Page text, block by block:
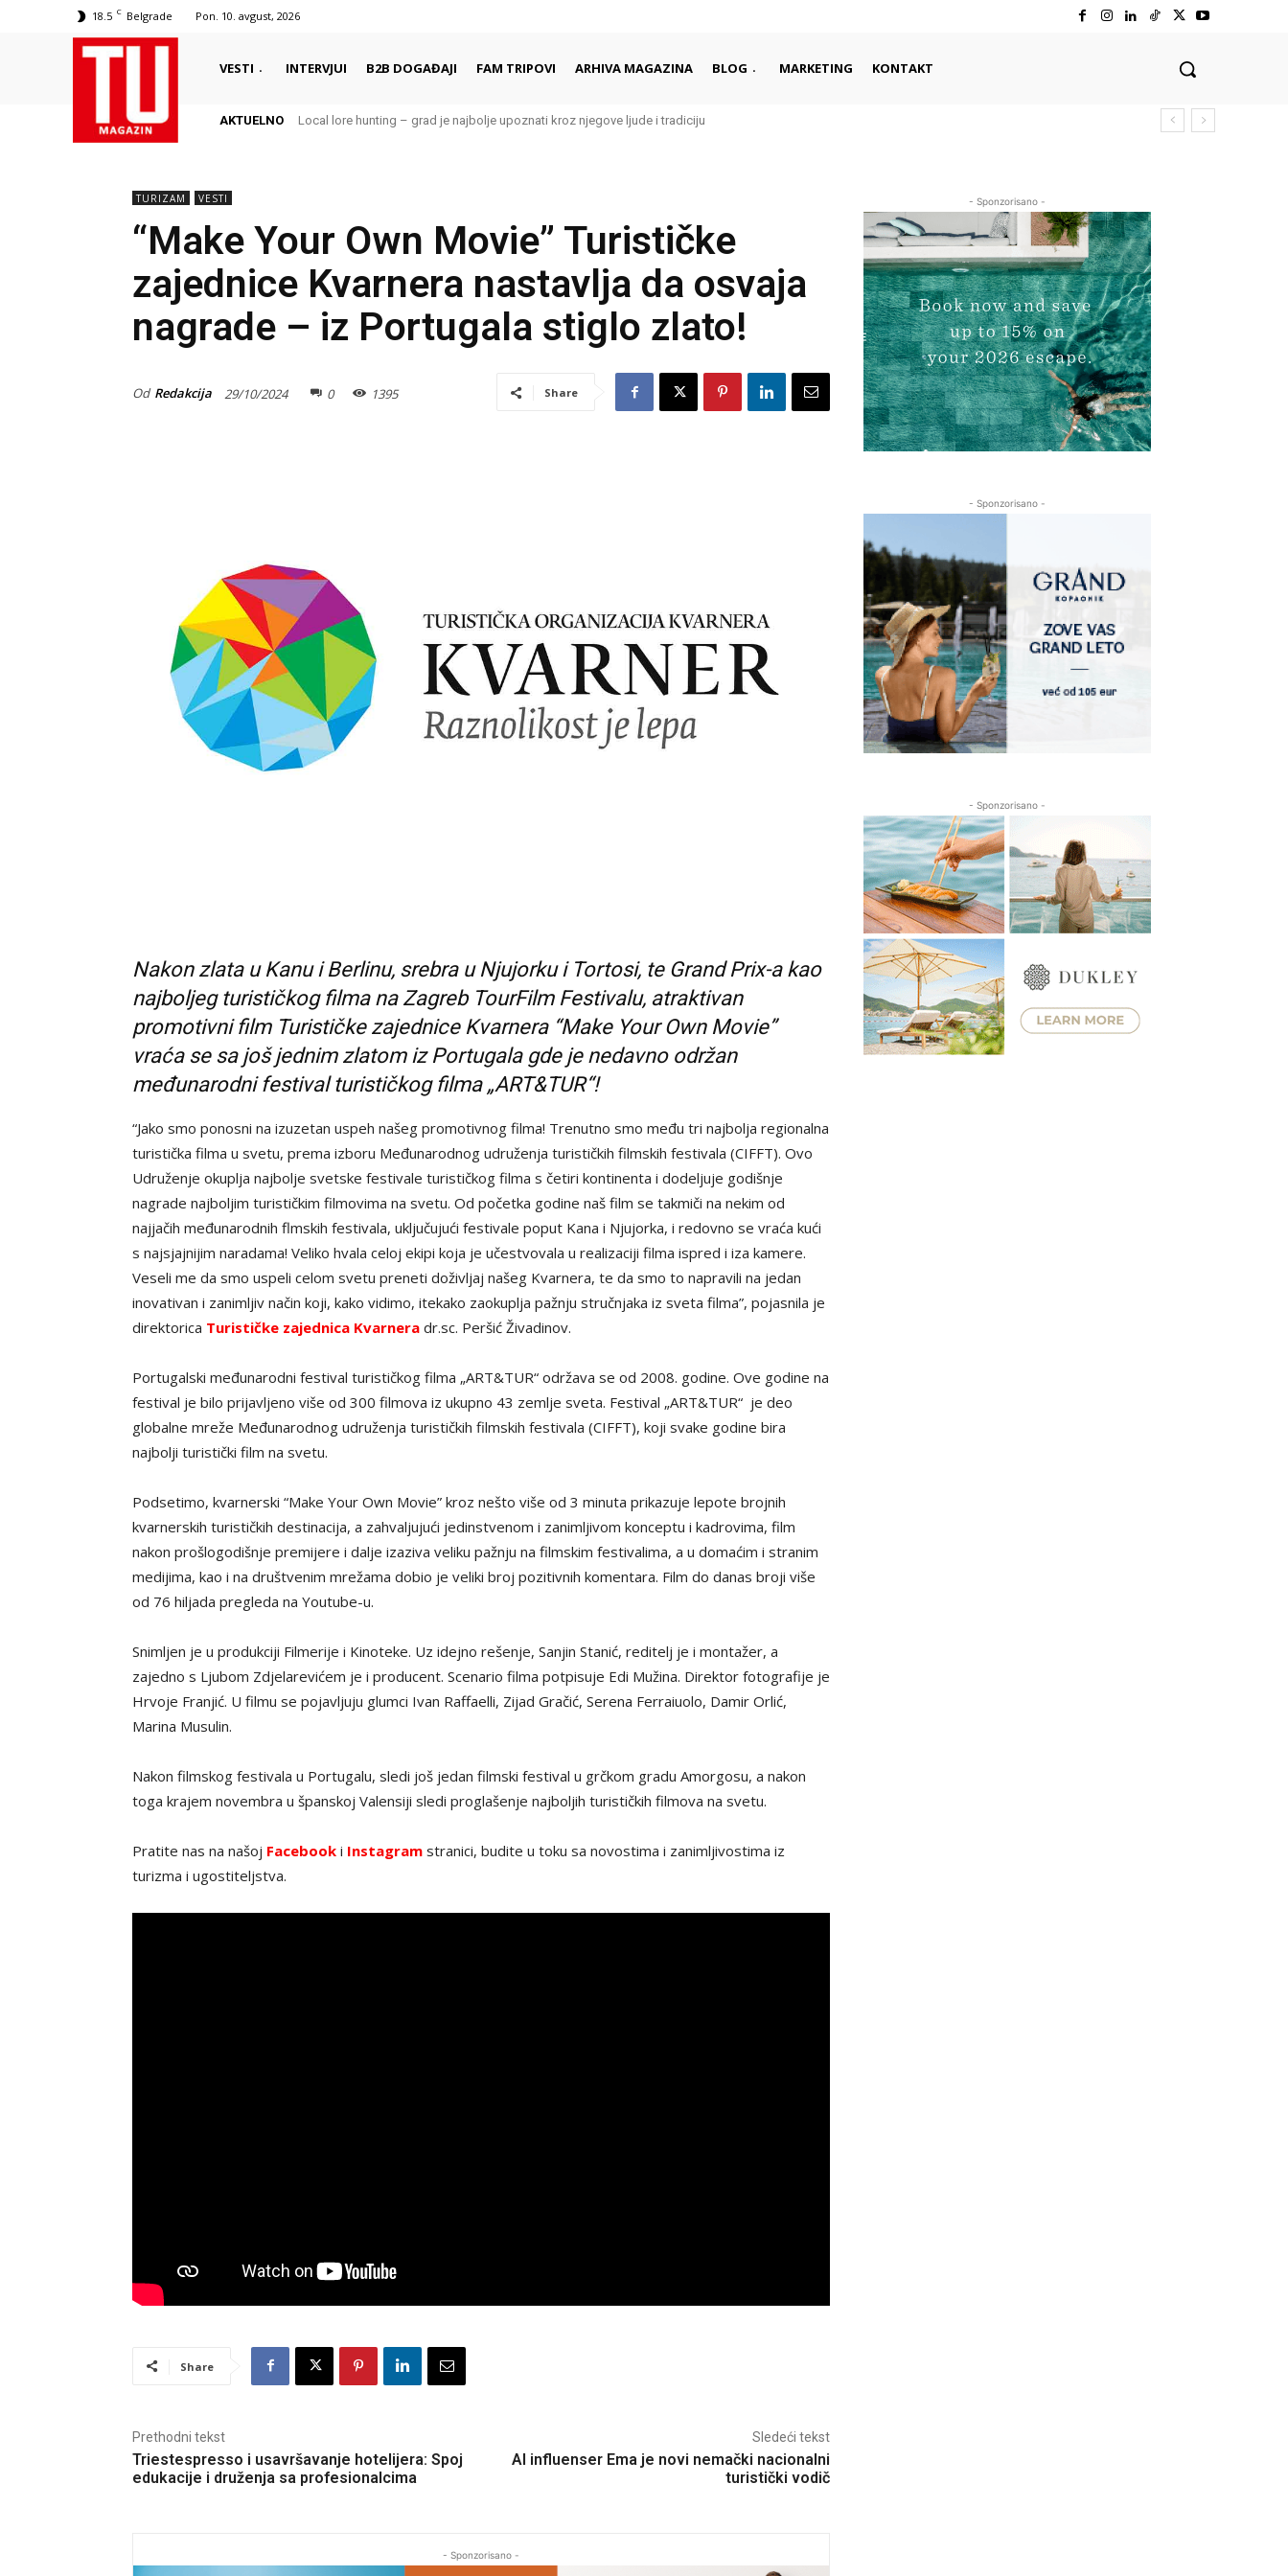
18.5 C Belgrade Pon. 10. avgust, 2026
VESTI INTERVJUI B2B DOGAĐAJI FAM TRIPOVI ARHIVA MAGAZINA BLOG MARKETING KONTAKT
AKTUELNO Local lore hunting – grad je najbolje upoznati kroz njegove ljude i tradiciju
TURIZAM VESTI
“Make Your Own Movie” Turističke
zajednice Kvarnera nastavlja da osvaja
nagrade – iz Portugala stiglo zlato!
Od Redakcija 29/10/2024 0 1395 Share
Nakon zlata u Kanu i Berlinu, srebra u Njujorku i Tortosi, te Grand Prix-a kao
najboljeg turističkog filma na Zagreb TourFilm Festivalu, atraktivan
promotivni film Turističke zajednice Kvarnera “Make Your Own Movie”
vraća se sa još jednim zlatom iz Portugala gde je nedavno održan
međunarodni festival turističkog filma „ART&TUR“!
“Jako smo ponosni na izuzetan uspeh našeg promotivnog filma! Trenutno smo među tri najbolja regionalna
turistička filma u svetu, prema izboru Međunarodnog udruženja turističkih filmskih festivala (CIFFT). Ovo
Udruženje okuplja najbolje svetske festivale turističkog filma s četiri kontinenta i dodeljuje godišnje
nagrade najboljim turističkim filmovima na svetu. Od početka godine naš film se takmiči na nekim od
najjačih međunarodnih flmskih festivala, uključujući festivale poput Kana i Njujorka, i redovno se vraća kući
s najsjajnijim naradama! Veliko hvala celoj ekipi koja je učestvovala u realizaciji filma ispred i iza kamere.
Veseli me da smo uspeli celom svetu preneti doživljaj našeg Kvarnera, te da smo to napravili na jedan
inovativan i zanimljiv način koji, kako vidimo, itekako zaokuplja pažnju stručnjaka iz sveta filma”, pojasnila je
direktorica Turističke zajednica Kvarnera dr.sc. Peršić Živadinov.
Portugalski međunarodni festival turističkog filma „ART&TUR“ održava se od 2008. godine. Ove godine na
festival je bilo prijavljeno više od 300 filmova iz ukupno 43 zemlje sveta. Festival „ART&TUR“ je deo
globalne mreže Međunarodnog udruženja turističkih filmskih festivala (CIFFT), koji svake godine bira
najbolji turistički film na svetu.
Podsetimo, kvarnerski “Make Your Own Movie” kroz nešto više od 3 minuta prikazuje lepote brojnih
kvarnerskih turističkih destinacija, a zahvaljujući jedinstvenom i zanimljivom konceptu i kadrovima, film
nakon prošlogodišnje premijere i dalje izaziva veliku pažnju na filmskim festivalima, a u domaćim i stranim
medijima, kao i na društvenim mrežama dobio je veliki broj pozitivnih komentara. Film do danas broji više
od 76 hiljada pregleda na Youtube-u.
Snimljen je u produkciji Filmerije i Kinoteke. Uz idejno rešenje, Sanjin Stanić, reditelj je i montažer, a
zajedno s Ljubom Zdjelarevićem je i producent. Scenario filma potpisuje Edi Mužina. Direktor fotografije je
Hrvoje Franjić. U filmu se pojavljuju glumci Ivan Raffaelli, Zijad Gračić, Serena Ferraiuolo, Damir Orlić,
Marina Musulin.
Nakon filmskog festivala u Portugalu, sledi još jedan filmski festival u grčkom gradu Amorgosu, a nakon
toga krajem novembra u španskoj Valensiji sledi proglašenje najboljih turističkih filmova na svetu.
Pratite nas na našoj Facebook i Instagram stranici, budite u toku sa novostima i zanimljivostima iz
turizma i ugostiteljstva.
Share
Prethodni tekst
Triestespresso i usavršavanje hotelijera: Spoj
edukacije i druženja sa profesionalcima
Sledeći tekst
AI influenser Ema je novi nemački nacionalni
turistički vodič
- Sponzorisano -
- Sponzorisano -
- Sponzorisano -
- Sponzorisano -